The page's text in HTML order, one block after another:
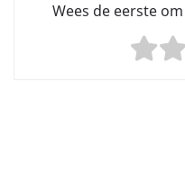
Wees de eerste